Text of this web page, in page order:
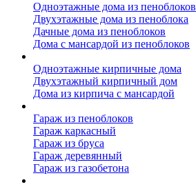
Одноэтажные дома из пеноблоков
Двухэтажные дома из пеноблока
Дачные дома из пеноблоков
Дома с мансардой из пеноблоков
Одноэтажные кирпичные дома
Двухэтажный кирпичный дом
Дома из кирпича с мансардой
Гараж из пеноблоков
Гараж каркасный
Гараж из бруса
Гараж деревянный
Гараж из газобетона